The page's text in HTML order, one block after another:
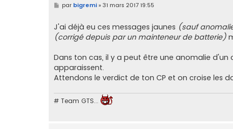
M
e
s
a
g
par bigremi»31 mars 2017 19:55
J'ai déjà eu ces messages jaunes (sauf
(corrigé depuis par un mainteneur de batterie)
Dans ton cas, il y a peut être une anomalie
apparaissent.
Attendons le verdict de ton CP et on croise les
# Team GTS...